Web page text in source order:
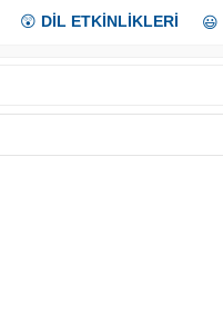
😲 DİL ETKİNLİKLERİ 😃